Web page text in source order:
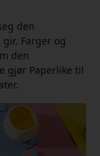
den
Farger og
den
gjør Paperlike til